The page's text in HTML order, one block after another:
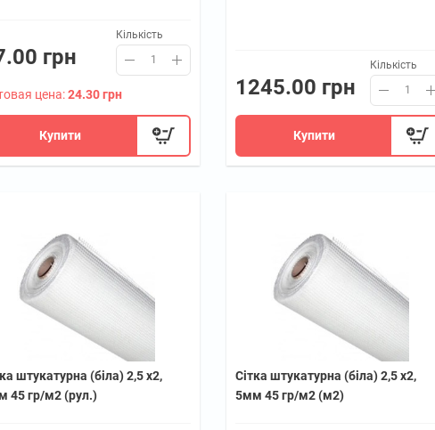
грн
Кількість
цена:24.30 грн
Купити
1245.00 грн
Кількість
Купити
штукатурна (біла) 2,5 х2,
45 гр/м2 (рул.)
Сітка штукатурна (біла) 2,5 х2,
5мм 45 гр/м2 (м2)